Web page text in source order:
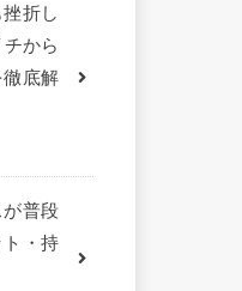
折し
から
底解
が普段
・持